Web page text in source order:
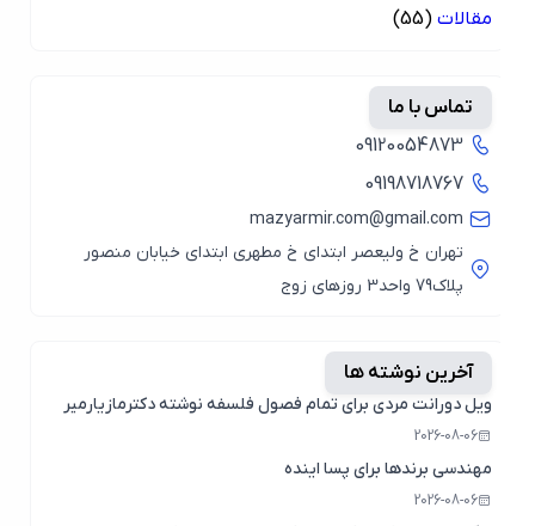
مقالات (55)
تماس با ما
09120054873
09198718767
mazyarmir.com@gmail.com
تهران خ ولیعصر ابتدای خ مطهری ابتدای خیابان منصور
پلاک79 واحد3 روزهای زوج
آخرین نوشته ها
ویل دورانت مردی برای تمام فصول فلسفه نوشته دکترمازیارمیر
2026-08-06
مهندسی برندها برای پسا اینده
2026-08-06